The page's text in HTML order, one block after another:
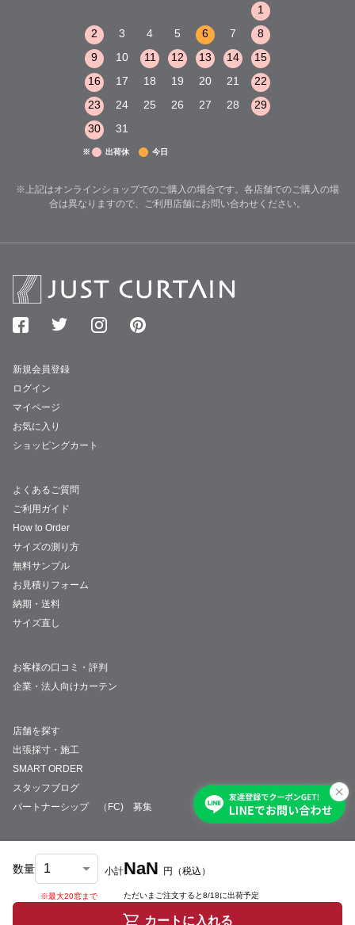
数量
※最大20窓まで
小計NaN 円 （税込）
ただいまご注文すると8/18に出荷予定
カートに入れる
1
2
3 4 5 6 7
8
9
10 11 12 13 14
15
16
17 18 19 20 21
22
23
24 25 26 27 28
29
30
31
※ 出荷休 今日
※上記はオンラインショップでのご購入の場合です。各店舗でのご購入の場
合は異なりますので、ご利用店舗にお問い合わせください。
新規会員登録
ログイン
マイページ
お気に入り
ショッピングカート
よくあるご質問
ご利用ガイド
How to Order
サイズの測り方
無料サンプル
お見積りフォーム
納期・送料
サイズ直し
お客様の口コミ・評判
企業・法人向けカーテン
店舗を探す
出張採寸・施工
SMART ORDER
スタッフブログ
パートナーシップ （FC) 募集
会社概要 採用情報特定商取引法について
© JUST CURTAIN